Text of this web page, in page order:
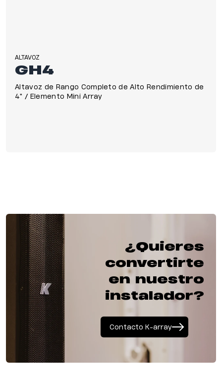
ALTAVOZ
GH4
Altavoz de Rango Completo de Alto Rendimiento de
4" / Elemento Mini Array
¿Quieres
convertirte
en nuestro
instalador?
Contacto K-array